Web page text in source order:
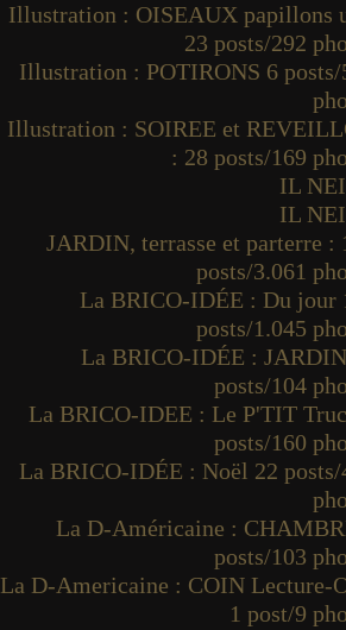
Illustration : OISEAUX papillons
23 posts/292
Illustration : POTIRONS 6 posts/
Illustration : SOIREE et
: 28 posts/169
IL
IL
JARDIN, terrasse et parterre :
posts/3.061
La BRICO-IDÉE : Du jour
posts/1.045
La BRICO-IDÉE :
posts/104
La BRICO-IDEE : Le P'TIT
posts/160
La BRICO-IDÉE : Noël 22 posts/
La D-Américaine :
posts/103
La D-Americaine : COIN Lecture-
1 post/9